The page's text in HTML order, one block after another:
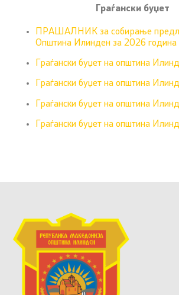
Граѓански буџет
ПРАШАЛНИК за собирање
Општина Илинден за 2026 година
Граѓански буџет на општина
Граѓански буџет на општина
Граѓански буџет на општина
Граѓански буџет на општина